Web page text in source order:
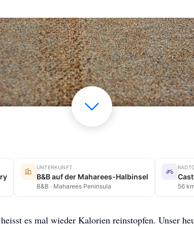
UNTERKUNFT
B&B auf der Maharees-Halbinsel
B&B · Maharees Peninsula 56
es mal wieder Kalorien reinstopfen. Unser